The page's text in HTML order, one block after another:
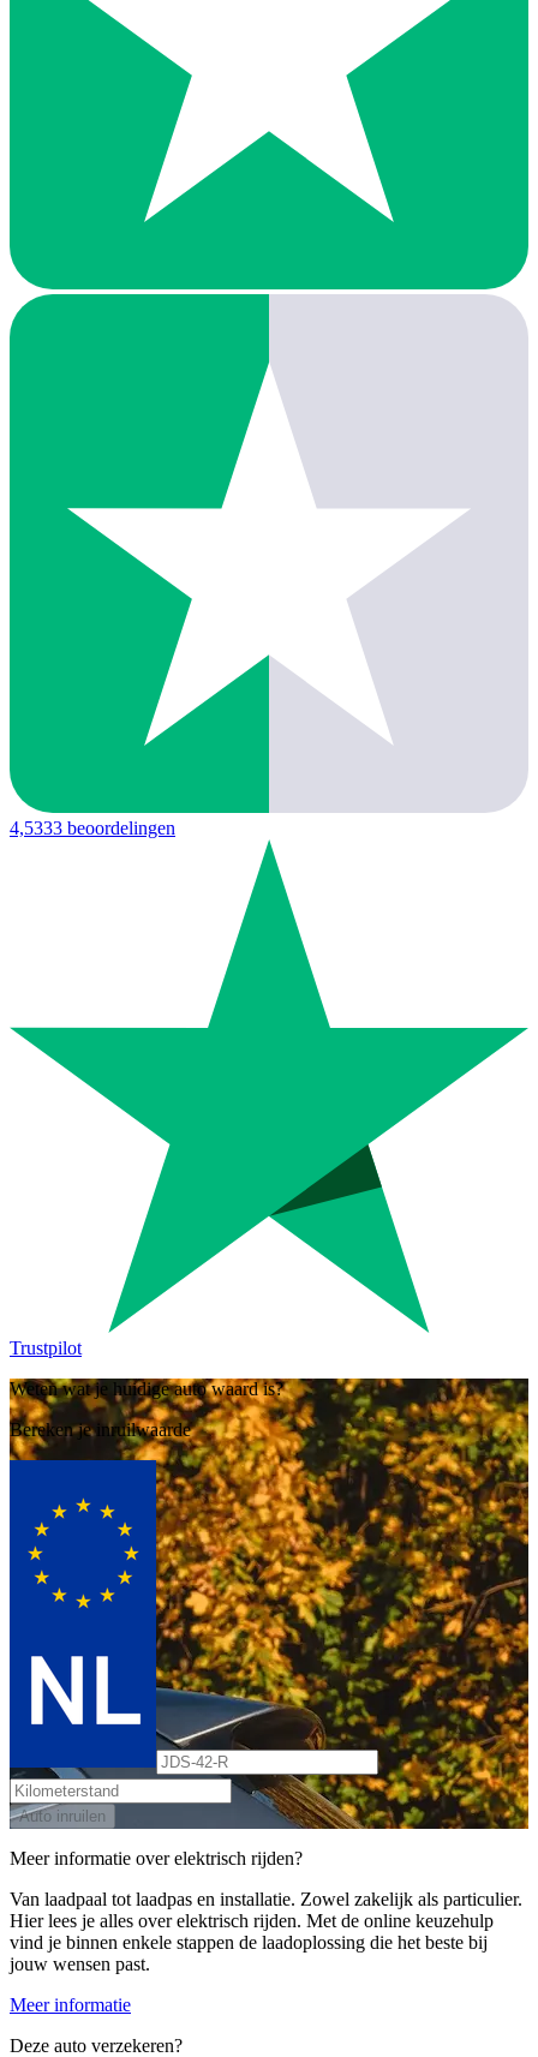
4,5333 beoordelingen
Trustpilot
Weten wat je huidige auto waard is?
Bereken je inruilwaarde
Auto inruilen
Meer informatie over elektrisch rijden?
Van laadpaal tot laadpas en installatie. Zowel zakelijk als particulier.
Hier lees je alles over elektrisch rijden. Met de online keuzehulp
vind je binnen enkele stappen de laadoplossing die het beste bij
jouw wensen past.
Meer informatie
Deze auto verzekeren?